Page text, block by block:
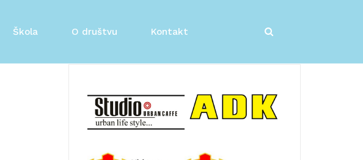
Škola O društvu Kontakt